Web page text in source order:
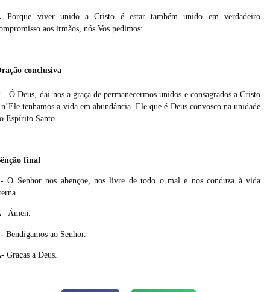
Porque viver unido a Cristo é estar também unido em verdadeiro
aos irmãos, nós Vos pedimos:
conclusiva
–Ó Deus, dai-nos a graça de permanecermos unidos e consagrados a Cristo
tenhamos a vida em abundância. Ele que é Deus convosco na unidade
Espírito Santo.
final
O Senhor nos abençoe, nos livre de todo o mal e nos conduza à vida
– Ámen.
Bendigamos ao Senhor.
Graças a Deus.